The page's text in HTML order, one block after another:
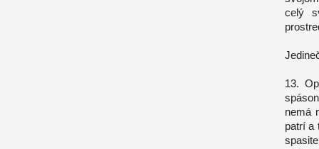
celý
13.
nemá
patrí a